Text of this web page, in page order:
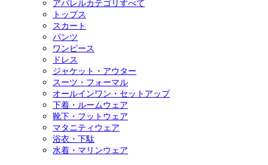
アパレルカテゴリすべて
トップス
スカート
パンツ
ワンピース
ドレス
ジャケット・アウター
スーツ・フォーマル
オールインワン・セットアップ
下着・ルームウェア
靴下・フットウェア
マタニティウェア
浴衣・下駄
水着・マリンウェア